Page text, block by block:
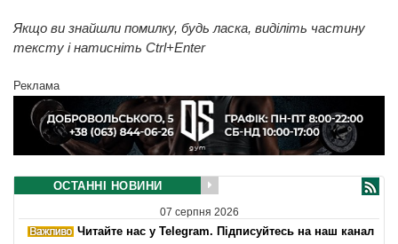
Якщо ви знайшли помилку, будь ласка, виділіть частину
тексту і натисніть Ctrl+Enter
Реклама
ОСТАННІ НОВИНИ
07 серпня 2026
Читайте нас у Telegram. Підписуйтесь на наш канал